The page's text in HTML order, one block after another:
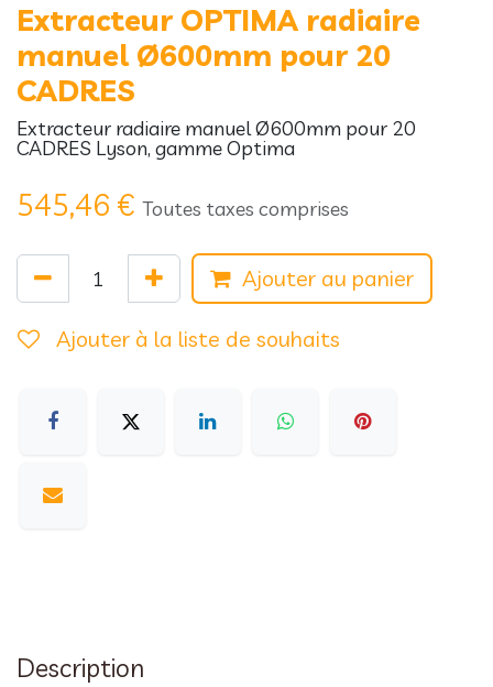
Extracteur OPTIMA radiaire
manuel Ø600mm pour 20
CADRES
Extracteur radiaire manuel Ø600mm pour 20
CADRES Lyson, gamme Optima
545,46 € Toutes taxes comprises
Ajouter au panier
Ajouter à la liste de souhaits
Description